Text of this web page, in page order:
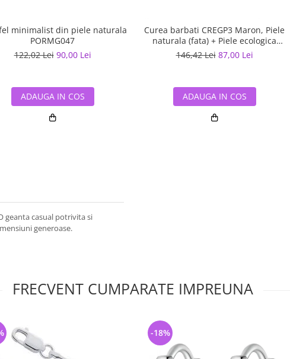
minimalist din piele naturala
PORMG047
122,02 Lei 90,00 Lei
ADAUGA IN COS
Curea barbati CREGP3 Maron, Piele
naturala (fata) + Piele ecologica
(spate)
146,42 Lei 87,00 Lei
ADAUGA IN COS
geanta casual potrivita si
generoase.
FRECVENT CUMPARATE IMPREUNA
-18%